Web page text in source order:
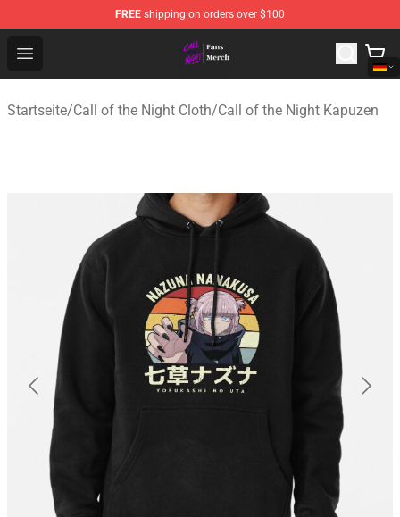
FREE shipping on orders over $100
Open menu
Call of the Night Store - Official Call of the Night
Startseite/Call of the Night Cloth/Call of the Night Kapuzen